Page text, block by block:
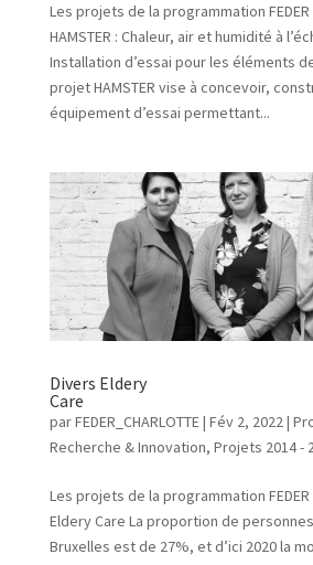
Les projets de la programmation FEDER
HAMSTER : Chaleur, air et humidité à
Installation d’essai pour les éléments
projet HAMSTER vise à concevoir,
équipement d’essai permettant...
Divers Eldery
Care
parFEDER_CHARLOTTE| Fév 2, 2022|
Recherche & Innovation, Projets 2014 -
Les projets de la programmation FEDER
Eldery Care La proportion de
Bruxelles est de 27%, et d’ici 2020 la